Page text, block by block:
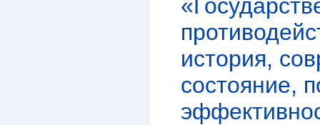
история,
состояние,